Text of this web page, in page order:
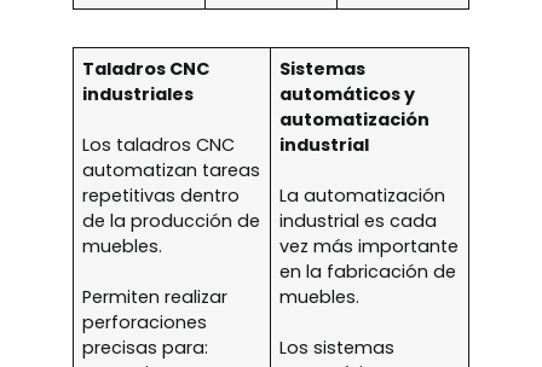
Taladros CNC
industriales
Los taladros CNC
automatizan tareas
repetitivas dentro
de la producción de
muebles.
Permiten realizar
perforaciones
precisas para:
Sistemas
automáticos y
automatización
industrial
La automatización
industrial es cada
vez más importante
en la fabricación de
muebles.
Los sistemas